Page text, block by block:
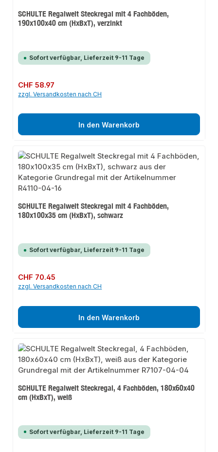
SCHULTE Regalwelt Steckregal mit 4 Fachböden,
190x100x40 cm (HxBxT), verzinkt
Sofort verfügbar, Lieferzeit 9-11 Tage
Regulärer Preis:
CHF 58.97
zzgl. Versandkosten nach CH
In den Warenkorb
SCHULTE Regalwelt Steckregal mit 4 Fachböden,
180x100x35 cm (HxBxT), schwarz
Sofort verfügbar, Lieferzeit 9-11 Tage
Regulärer Preis:
CHF 70.45
zzgl. Versandkosten nach CH
In den Warenkorb
SCHULTE Regalwelt Steckregal, 4 Fachböden, 180x60x40
cm (HxBxT), weiß
Sofort verfügbar, Lieferzeit 9-11 Tage